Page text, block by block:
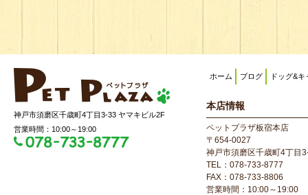
神戸市須磨区千歳町4丁目3-33 ヤマキビル2F
営業時間：10:00～19:00
ホーム ブログ ドッグ&キ
本店情報
ペットプラザ板宿本店
〒654-0027
神戸市須磨区千歳町4丁目
TEL：078-733-8777
FAX：078-733-8806
営業時間：10:00～19:00